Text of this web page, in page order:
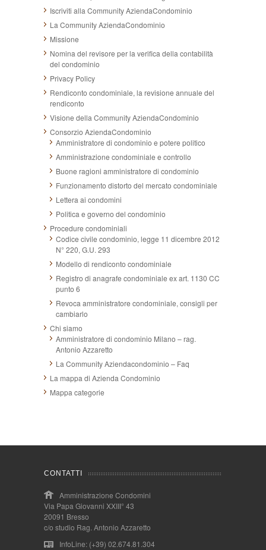
Iscriviti alla Community AziendaCondominio
La Community AziendaCondominio
Missione
Nomina del revisore per la verifica della contabilità
del condominio
Privacy Policy
Rendiconto condominiale, la revisione annuale del
rendiconto
Visione della Community AziendaCondominio
Consorzio AziendaCondominio
Amministratore di condominio e potere politico
Amministrazione condominiale e controllo
Buone ragioni amministratore di condominio
Funzionamento distorto del mercato condominiale
Lettera ai condomini
Politica e governo del condominio
Procedure condominiali
Codice civile condominio, legge 11 dicembre 2012
N° 220, G.U. 293
Modello di rendiconto condominiale
Registro di anagrafe condominiale ex art. 1130 CC
punto 6
Revoca amministratore condominiale, consigli per
cambiarlo
Chi siamo
Amministratore di condominio Milano – rag.
Antonio Azzaretto
La Community Aziendacondominio – Faq
La mappa di Azienda Condominio
Mappa categorie
CONTATTI
Amministrazione Condomini
Via Papa Giovanni XXIII° 43
20091 Bresso
c/o studio Rag. Antonio Azzaretto
InfoLine: (+39) 02.674.81.304